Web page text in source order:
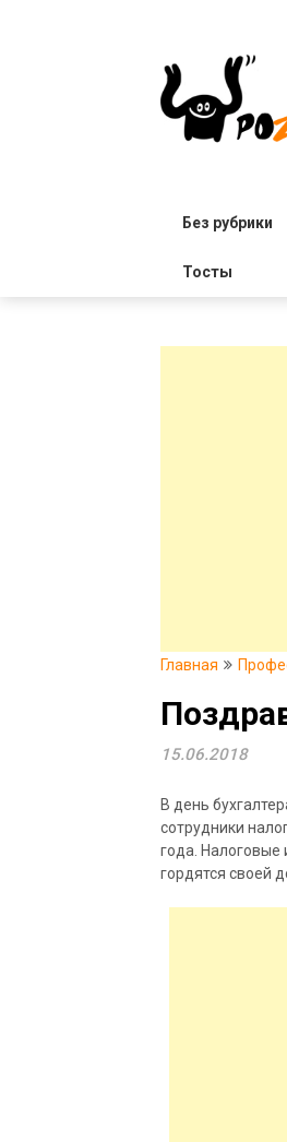
Без рубрики
Тосты
Главная
15.06.2018
В день
сотрудники
года. Налоговые
гордятся своей